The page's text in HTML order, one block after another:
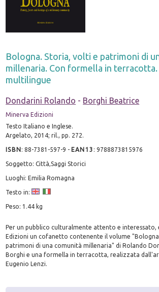
Bologna. Storia, volti e patrimoni di
millenaria. Con formella in terracotta.
multilingue
Dondarini Rolando - Borghi Beatrice
Minerva Edizioni
Testo Italiano e Inglese.
Argelato, 2014; ril., pp. 272.
ISBN:88-7381-597-9 - EAN13 :9788873815976
Soggetto: Città,Saggi Storici
Luoghi: Emilia Romagna
Testo in:
Peso: 1.44 kg
Per un pubblico culturalmente attento e interessato,
Edizioni un cofanetto contenente il volume
patrimoni di una comunità millenaria" di Rolando
Borghi e una formella in terracotta, realizzata
Eugenio Lenzi.